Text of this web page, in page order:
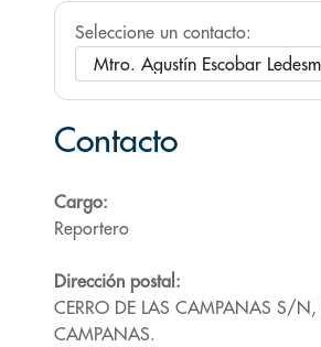
Seleccione un contacto:
Contacto
Cargo:
Reportero
Dirección postal:
CERRO DE LAS CAMPANAS S/N,
CAMPANAS.